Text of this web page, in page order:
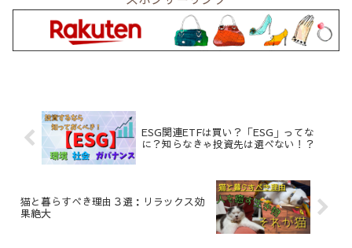
ESG関連ETFは買い？「ESG」ってな
に？知らなきゃ投資先は選べない！？
猫と暮らすべき理由３選：リラックス効
果絶大